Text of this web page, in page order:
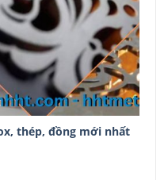
thép, đồng mới nhất